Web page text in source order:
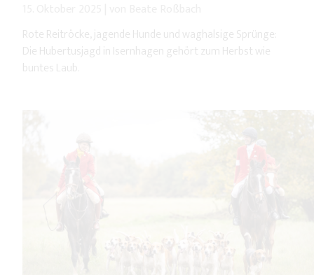
Rote Reitröcke, jagende Hunde und waghalsige Sprünge:
Die Hubertusjagd in Isernhagen gehört zum Herbst wie
buntes Laub.